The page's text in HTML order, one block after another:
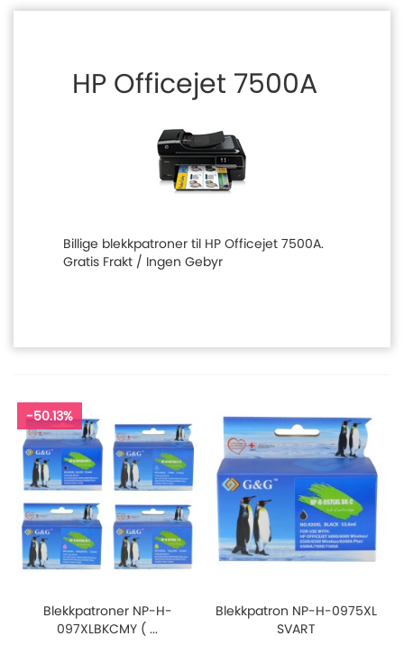
HP Officejet 7500A
Billige blekkpatroner til HP Officejet 7500A.
Gratis Frakt / Ingen Gebyr
-50.13%
Blekkpatroner NP-H-
097XLBKCMY ( ...
Blekkpatron NP-H-0975XL
SVART